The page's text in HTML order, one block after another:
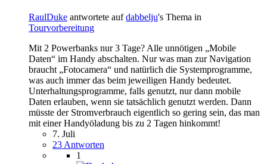
RaulDuke antwortete aufdabbelju's Thema in
Tourvorbereitung
Mit 2 Powerbanks nur 3 Tage? Alle unnötigen „Mobile
Daten“ im Handy abschalten. Nur was man zur Navigation
braucht „Fotocamera“ und natürlich die Systemprogramme,
was auch immer das beim jeweiligen Handy bedeutet.
Unterhaltungsprogramme, falls genutzt, nur dann mobile
Daten erlauben, wenn sie tatsächlich genutzt werden. Dann
müsste der Stromverbrauch eigentlich so gering sein, das man
mit einer Handyöladung bis zu 2 Tagen hinkommt!
7. Juli
23 Antworten
1